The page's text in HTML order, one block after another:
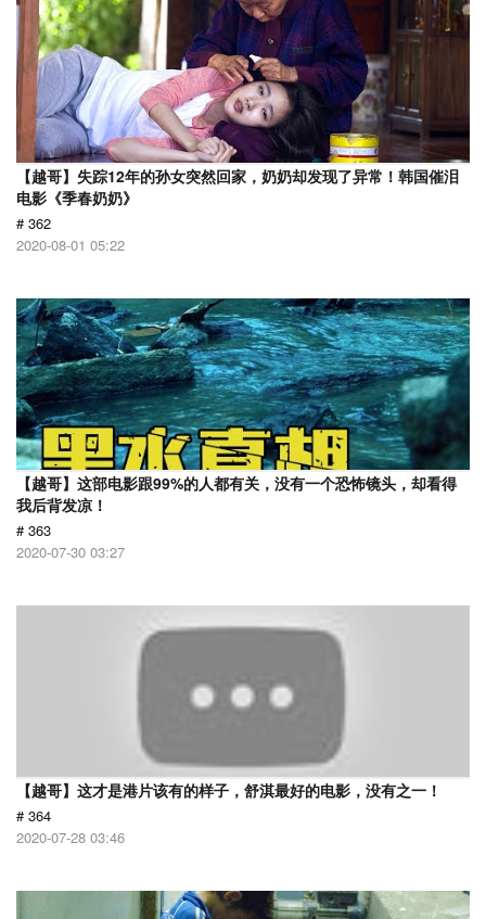
【越哥】失踪12年的孙女突然回家，奶奶却发现了异常！韩国催泪
电影《季春奶奶》
# 362
2020-08-01 05:22
【越哥】这部电影跟99%的人都有关，没有一个恐怖镜头，却看得
我后背发凉！
# 363
2020-07-30 03:27
【越哥】这才是港片该有的样子，舒淇最好的电影，没有之一！
# 364
2020-07-28 03:46